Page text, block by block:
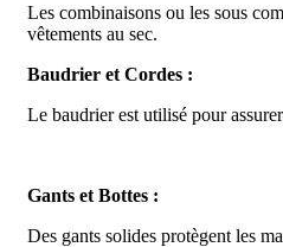
Les combinaisons ou les sous
vêtements au sec.
Baudrier et Cordes :
Le baudrier est utilisé pour
Gants et Bottes :
Des gants solides protègent les